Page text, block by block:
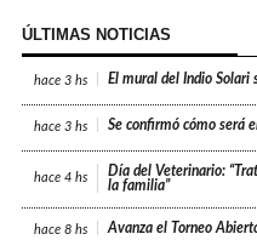
ÚLTIMAS NOTICIAS
hace 3 hs El mural del Indio Solari
hace 3 hs Se confirmó cómo será
hace 4 hs
Día del Veterinario:
la familia”
hace 8 hs Avanza el Torneo